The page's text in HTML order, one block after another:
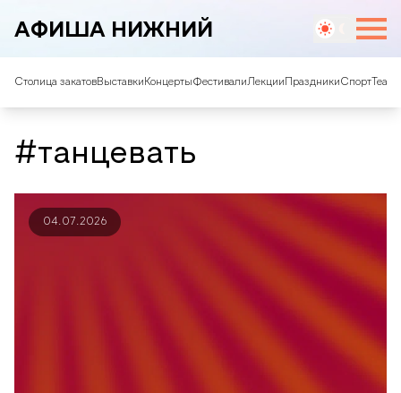
АФИША НИЖНИЙ
Столица закатовВыставкиКонцертыФестивалиЛекции ПраздникиСпорт
#танцевать
04.07.2026